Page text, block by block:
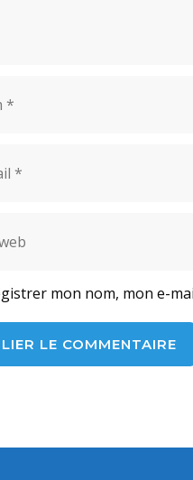
mon nom, mon e-